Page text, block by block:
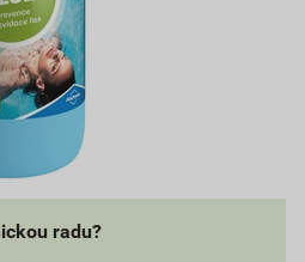
radu?